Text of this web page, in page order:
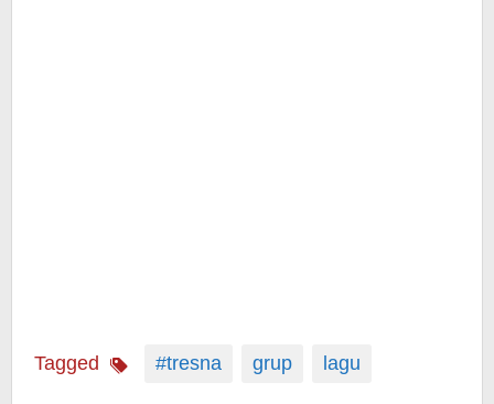
Tagged #tresna grup lagu